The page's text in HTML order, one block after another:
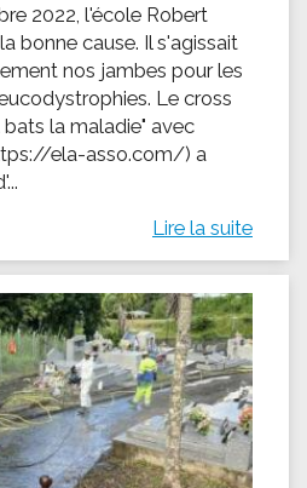
2022, l'école Robert
bonne cause. Il s'agissait
nos jambes pour les
Le cross
la maladie" avec
ela-asso.com/) a
Lire la suite